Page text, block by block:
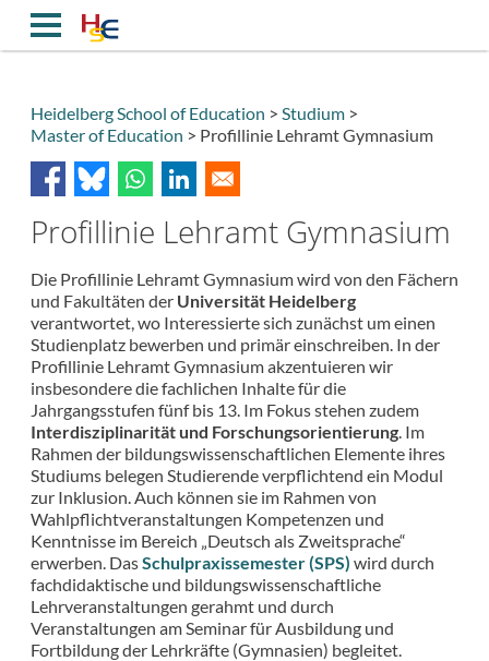
Inhalt
Breadcrumb
Heidelberg School of Education
Studium
Master of Education
Profillinie Lehramt Gymnasium
Profillinie Lehramt Gymnasium
Die Profillinie Lehramt Gymnasium wird von den Fächern
und Fakultäten der Universität Heidelberg
verantwortet, wo Interessierte sich zunächst um einen
Studienplatz bewerben und primär einschreiben. In der
Profillinie Lehramt Gymnasium akzentuieren wir
insbesondere die fachlichen Inhalte für die
Jahrgangsstufen fünf bis 13. Im Fokus stehen zudem
Interdisziplinarität und Forschungsorientierung . Im
Rahmen der bildungswissenschaftlichen Elemente ihres
Studiums belegen Studierende verpflichtend ein Modul
zur Inklusion. Auch können sie im Rahmen von
Wahlpflichtveranstaltungen Kompetenzen und
Kenntnisse im Bereich „Deutsch als Zweitsprache“
erwerben. DasSchulpraxissemester (SPS) wird durch
fachdidaktische und bildungswissenschaftliche
Lehrveranstaltungen gerahmt und durch
Veranstaltungen am Seminar für Ausbildung und
Fortbildung der Lehrkräfte (Gymnasien) begleitet.